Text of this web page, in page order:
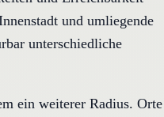
und umliegende
unterschiedliche
ein weiterer Radius. Orte